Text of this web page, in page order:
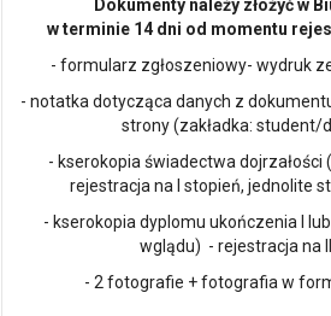
Dokumenty należy złożyć w
w terminie 14 dni od momentu
- formularz zgłoszeniowy- wydruk
- notatka dotycząca danych z
strony (zakładka: student/
- kserokopia świadectwa dojrzałości
rejestracja na I stopień, jednolite
- kserokopia dyplomu ukończenia I
wglądu) - rejestracja na
- 2 fotografie + fotografia w